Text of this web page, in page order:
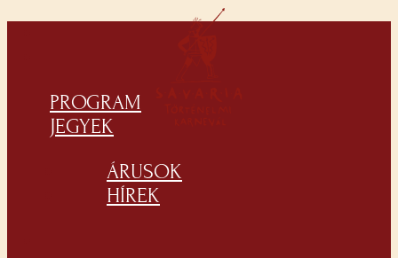
PROGRAM
JEGYEK
ÁRUSOK
HÍREK